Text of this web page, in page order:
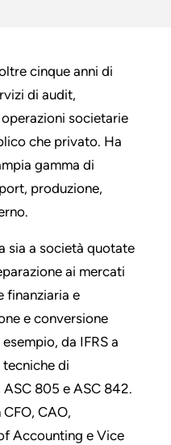
cinque anni di
di audit,
societarie
che privato. Ha
gamma di
produzione,
sia a società quotate
ai mercati
finanziaria e
e conversione
da IFRS a
tecniche di
805 e ASC 842.
CAO,
Accounting e Vice